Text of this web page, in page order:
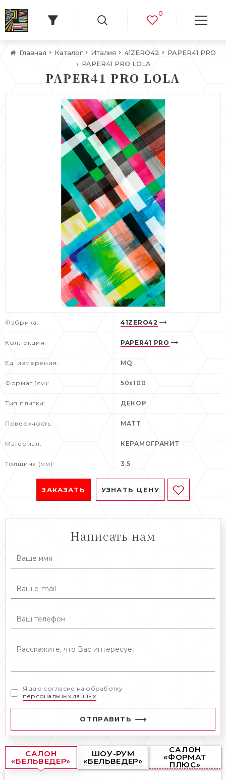
0
Главная Каталог Италия 41ZERO42
PAPER41 PRO
PAPER41 PRO LOLA
PAPER41 PRO LOLA
Фабрика: 41ZERO42
Коллекция: PAPER41 PRO
Ед. измерения: MQ
Формат (см): 50x100
Тип плитки: ДЕКОР
Поверхность: MATT
Материал: КЕРАМОГРАНИТ
Толщина (мм): 3,5
ЗАКАЗАТЬ УЗНАТЬ ЦЕНУ
Написать нам
Я даю согласие на обработку
персональных данных
ОТПРАВИТЬ
САЛОН
«БЕЛЬВЕДЕР»
ШОУ-РУМ
«БЕЛЬВЕДЕР»
САЛОН
«ФОРМАТ
ПЛЮС»